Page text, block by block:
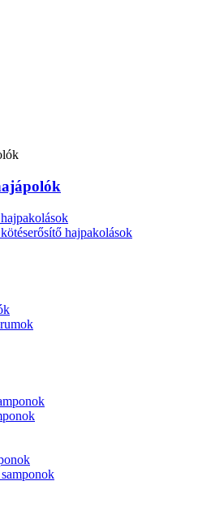
hajpakolások